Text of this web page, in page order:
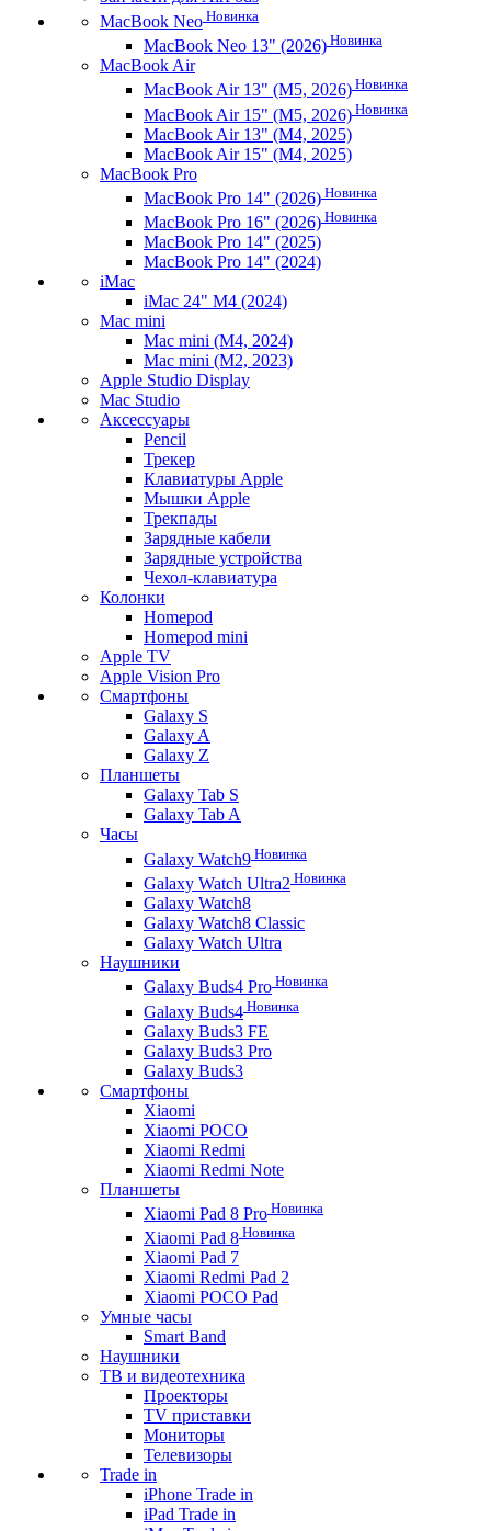
MacBook Neo Новинка
MacBook Neo 13" (2026) Новинка
MacBook Air
MacBook Air 13" (M5, 2026) Новинка
MacBook Air 15" (M5, 2026) Новинка
MacBook Air 13" (M4, 2025)
MacBook Air 15" (M4, 2025)
MacBook Pro
MacBook Pro 14" (2026) Новинка
MacBook Pro 16" (2026) Новинка
MacBook Pro 14" (2025)
MacBook Pro 14" (2024)
iMac
iMac 24" M4 (2024)
Mac mini
Mac mini (M4, 2024)
Mac mini (M2, 2023)
Apple Studio Display
Mac Studio
Аксессуары
Pencil
Трекер
Клавиатуры Apple
Мышки Apple
Трекпады
Зарядные кабели
Зарядные устройства
Чехол-клавиатура
Колонки
Homepod
Homepod mini
Apple TV
Apple Vision Pro
Смартфоны
Galaxy S
Galaxy A
Galaxy Z
Планшеты
Galaxy Tab S
Galaxy Tab A
Часы
Galaxy Watch9 Новинка
Galaxy Watch Ultra2 Новинка
Galaxy Watch8
Galaxy Watch8 Classic
Galaxy Watch Ultra
Наушники
Galaxy Buds4 Pro Новинка
Galaxy Buds4 Новинка
Galaxy Buds3 FE
Galaxy Buds3 Pro
Galaxy Buds3
Смартфоны
Xiaomi
Xiaomi POCO
Xiaomi Redmi
Xiaomi Redmi Note
Планшеты
Xiaomi Pad 8 Pro Новинка
Xiaomi Pad 8 Новинка
Xiaomi Pad 7
Xiaomi Redmi Pad 2
Xiaomi POCO Pad
Умные часы
Smart Band
Наушники
ТВ и видеотехника
Проекторы
TV приставки
Мониторы
Телевизоры
Trade in
iPhone Trade in
iPad Trade in